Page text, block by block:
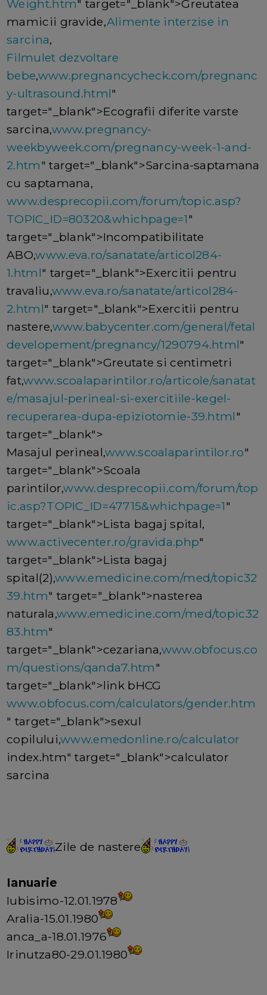
Weight.htm" target="_blank">Greutatea
mamicii gravide,Alimente interzise in
sarcina,
Filmulet dezvoltare
bebe,www.pregnancycheck.com/pregnanc
y-ultrasound.html"
target="_blank">Ecografii diferite varste
sarcina,www.pregnancy-
weekbyweek.com/pregnancy-week-1-and-
2.htm" target="_blank">Sarcina-saptamana
cu saptamana,
www.desprecopii.com/forum/topic.asp?
TOPIC_ID=80320&whichpage=1"
target="_blank">Incompatibilitate
ABO,www.eva.ro/sanatate/articol284-
1.html" target="_blank">Exercitii pentru
travaliu,www.eva.ro/sanatate/articol284-
2.html" target="_blank">Exercitii pentru
nastere,www.babycenter.com/general/fetal
developement/pregnancy/1290794.html"
target="_blank">Greutate si centimetri
fat,www.scoalaparintilor.ro/articole/sanatat
e/masajul-perineal-si-exercitiile-kegel-
recuperarea-dupa-epiziotomie-39.html"
target="_blank">
Masajul perineal,www.scoalaparintilor.ro"
target="_blank">Scoala
parintilor,www.desprecopii.com/forum/top
ic.asp?TOPIC_ID=47715&whichpage=1"
target="_blank">Lista bagaj spital,
www.activecenter.ro/gravida.php"
target="_blank">Lista bagaj
spital(2),www.emedicine.com/med/topic32
39.htm" target="_blank">nasterea
naturala,www.emedicine.com/med/topic32
83.htm"
target="_blank">cezariana,www.obfocus.co
m/questions/qanda7.htm"
target="_blank">link bHCG
www.obfocus.com/calculators/gender.htm
" target="_blank">sexul
copilului,www.emedonline.ro/calculator
index.htm" target="_blank">calculator
sarcina
Zile de nastere
Ianuarie
Iubisimo-12.01.1978
Aralia-15.01.1980
anca_a-18.01.1976
Irinutza80-29.01.1980